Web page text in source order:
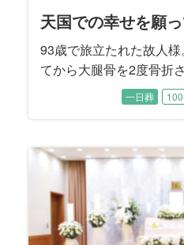
天国での幸せを願
93歳で旅立たれた故人
てから大腿骨を2度骨折
ったことから晩年は施
では癒し系の楽しい性
たご家族はとても驚か
禍の面会制限でなかな
たけれど、やれることは
た」と喪主を務めるご
た。
一日葬